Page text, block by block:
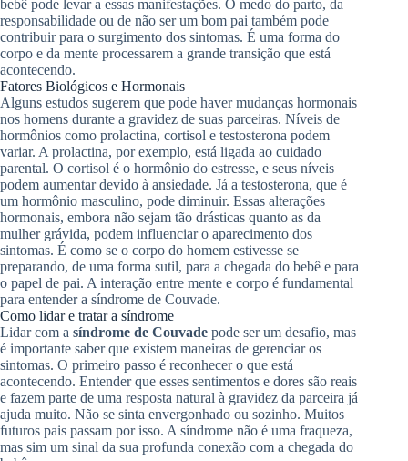
bebê pode levar a essas manifestações. O medo do parto, da
responsabilidade ou de não ser um bom pai também pode
contribuir para o surgimento dos sintomas. É uma forma do
corpo e da mente processarem a grande transição que está
acontecendo.
Fatores Biológicos e Hormonais
Alguns estudos sugerem que pode haver mudanças hormonais
nos homens durante a gravidez de suas parceiras. Níveis de
hormônios como prolactina, cortisol e testosterona podem
variar. A prolactina, por exemplo, está ligada ao cuidado
parental. O cortisol é o hormônio do estresse, e seus níveis
podem aumentar devido à ansiedade. Já a testosterona, que é
um hormônio masculino, pode diminuir. Essas alterações
hormonais, embora não sejam tão drásticas quanto as da
mulher grávida, podem influenciar o aparecimento dos
sintomas. É como se o corpo do homem estivesse se
preparando, de uma forma sutil, para a chegada do bebê e para
o papel de pai. A interação entre mente e corpo é fundamental
para entender a síndrome de Couvade.
Como lidar e tratar a síndrome
Lidar com a síndrome de Couvade pode ser um desafio, mas
é importante saber que existem maneiras de gerenciar os
sintomas. O primeiro passo é reconhecer o que está
acontecendo. Entender que esses sentimentos e dores são reais
e fazem parte de uma resposta natural à gravidez da parceira já
ajuda muito. Não se sinta envergonhado ou sozinho. Muitos
futuros pais passam por isso. A síndrome não é uma fraqueza,
mas sim um sinal da sua profunda conexão com a chegada do